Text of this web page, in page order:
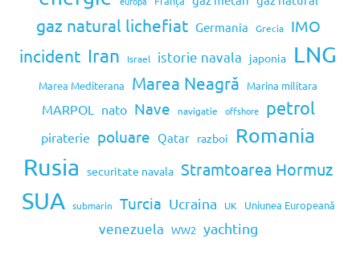
gaz natural lichefiat Germania Grecia IMO
incident Iran Israel istorie navala japonia LNG
Marea Mediterana Marea Neagră Marina militara
MARPOL nato Nave navigatie offshore petrol
piraterie poluare Qatar razboi Romania
Rusia securitate navala Stramtoarea Hormuz
SUA submarin Turcia Ucraina UK Uniunea Europeană
venezuela WW2 yachting